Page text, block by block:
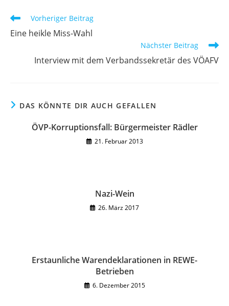
Weitere
Artikel
ansehen
Vorheriger Beitrag
Eine heikle Miss-Wahl
Nächster Beitrag
Interview mit dem Verbandssekretär des VÖAFV
DAS KÖNNTE DIR AUCH GEFALLEN
ÖVP-Korruptionsfall: Bürgermeister Rädler
21. Februar 2013
Nazi-Wein
26. März 2017
Erstaunliche Warendeklarationen in REWE-
Betrieben
6. Dezember 2015